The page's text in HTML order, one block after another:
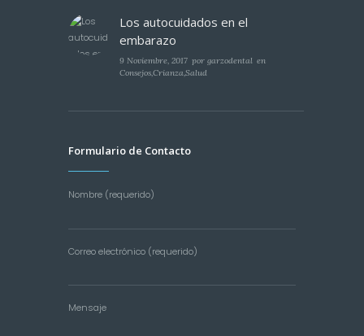
Los autocuidados en el
embarazo
9 Noviembre, 2017 porgarzodental en
Consejos,Crianza,Salud
Formulario de Contacto
Nombre (requerido)
Correo electrónico (requerido)
Mensaje